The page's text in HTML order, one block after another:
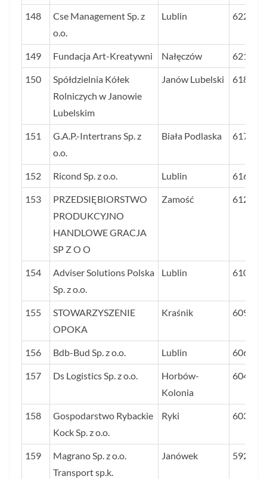
148
Cse Management Sp. z
o.o.
Lublin 622
149 Fundacja Art-Kreatywni Nałęczów 621
150
Spółdzielnia Kółek
Rolniczych w Janowie
Lubelskim
Janów Lubelski 618
151
G.A.P.-Intertrans Sp. z
o.o.
Biała Podlaska 617
152 Ricond Sp. z o.o. Lublin 616
153
PRZEDSIĘBIORSTWO
PRODUKCYJNO
HANDLOWE GRACJA
SP Z O O
Zamość 612
154
Adviser Solutions Polska
Sp. z o.o.
Lublin 610
155
STOWARZYSZENIE
OPOKA
Kraśnik 609
156 Bdb-Bud Sp. z o.o. Lublin 606
157 Ds Logistics Sp. z o.o.
Horbów-
Kolonia
604
158
Gospodarstwo Rybackie
Kock Sp. z o.o.
Ryki 603
159
Magrano Sp. z o.o.
Transport sp.k.
Janówek 592